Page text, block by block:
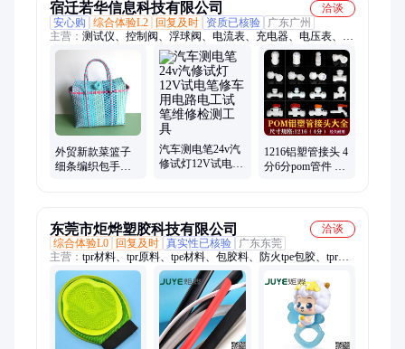
宿迁若华信息科技有限公司
洽谈
安心购
综合体验L2 回复及时 资质已核验
广东广州
主营： 测试仪、控制阀、浮球阀、电流表、充电器、电压表、水
管钳、电流电压、数字电流、水泵钳子、直流电压、检测仪直
流、温度控制器、多功能水泵钳、地暖电加热板、交流电压电
流、检测电力仪表
外贸新款菜篮子
细条编织包手提
汽车测电笔24v汽
修试灯12V试电笔
1216铝塑管接头 4
分6分pom管件 太
东莞市炬烨塑胶科技有限公司
洽谈
综合体验L0
回复及时 真实性已核验
广东东莞
主营： tpr材料、tpr原料、tpe材料、包胶料、防火tpe包胶、tpr塑
料、tpe塑料、abs增韧、tpe原料、tpe脚轮料、tpr透明料、tpe颗粒
材料、tpr高透明料、tpe密封条料、tpr10度透明料、tpr玩具原材